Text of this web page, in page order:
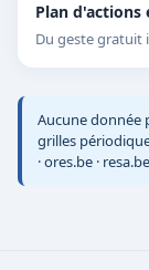
Plan d'actions
Du geste gratuit
Aucune donnée
grilles
· ores.be ·